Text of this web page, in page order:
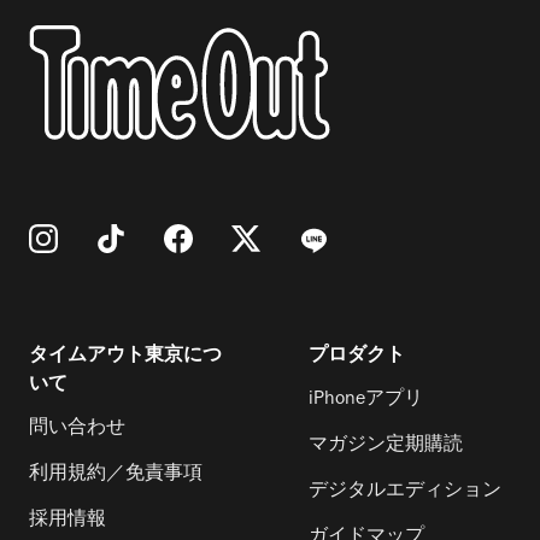
タイムアウト東京につ
いて
問い合わせ
利用規約／免責事項
採用情報
プロダクト
iPhoneアプリ
マガジン定期購読
デジタルエディション